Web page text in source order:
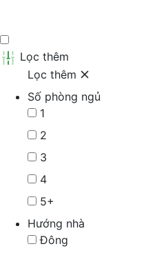
Lọc thêm
Lọc thêm
Số phòng ngủ
1
2
3
4
5+
Hướng nhà
Đông